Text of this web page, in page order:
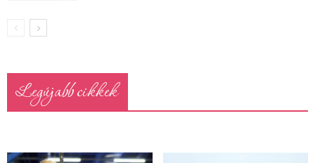
Legújabb cikkek